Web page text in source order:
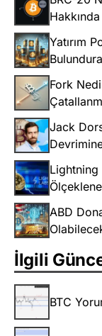
Yatırım
Fork
Jack
Lightning
ABD
İlgili
BTC